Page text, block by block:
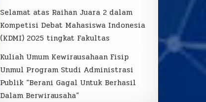
Selamat atas Raihan Juara 2 dalam
Kompetisi Debat Mahasiswa Indonesia
(KDMI) 2025 tingkat Fakultas
Kuliah Umum Kewirausahaan Fisip
Unmul Program Studi Administrasi
Publik “Berani Gagal Untuk Berhasil
Dalam Berwirausaha”